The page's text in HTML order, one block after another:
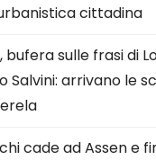
cittadina
bufera sulle frasi di
Salvini: arrivano le
cade ad Assen e